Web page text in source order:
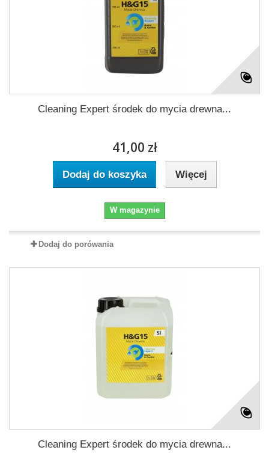
Cleaning Expert środek do mycia drewna...
41,00 zł
Dodaj do koszyka Więcej
W magazynie
Dodaj do porówania
Cleaning Expert środek do mycia drewna...